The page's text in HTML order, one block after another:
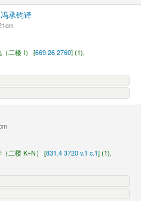
冯承钧译
（二楼 I） [669.26 2760] (1),
二楼 K~N） [831.4 3720 v.1 c.1] (1),